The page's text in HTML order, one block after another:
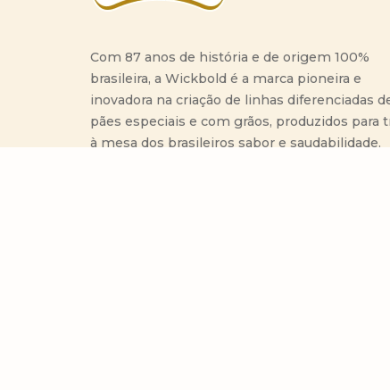
Com 87 anos de história e de origem 100%
brasileira, a Wickbold é a marca pioneira e
inovadora na criação de linhas diferenciadas
pães especiais e com grãos, produzidos para
à mesa dos brasileiros sabor e saudabilidade.